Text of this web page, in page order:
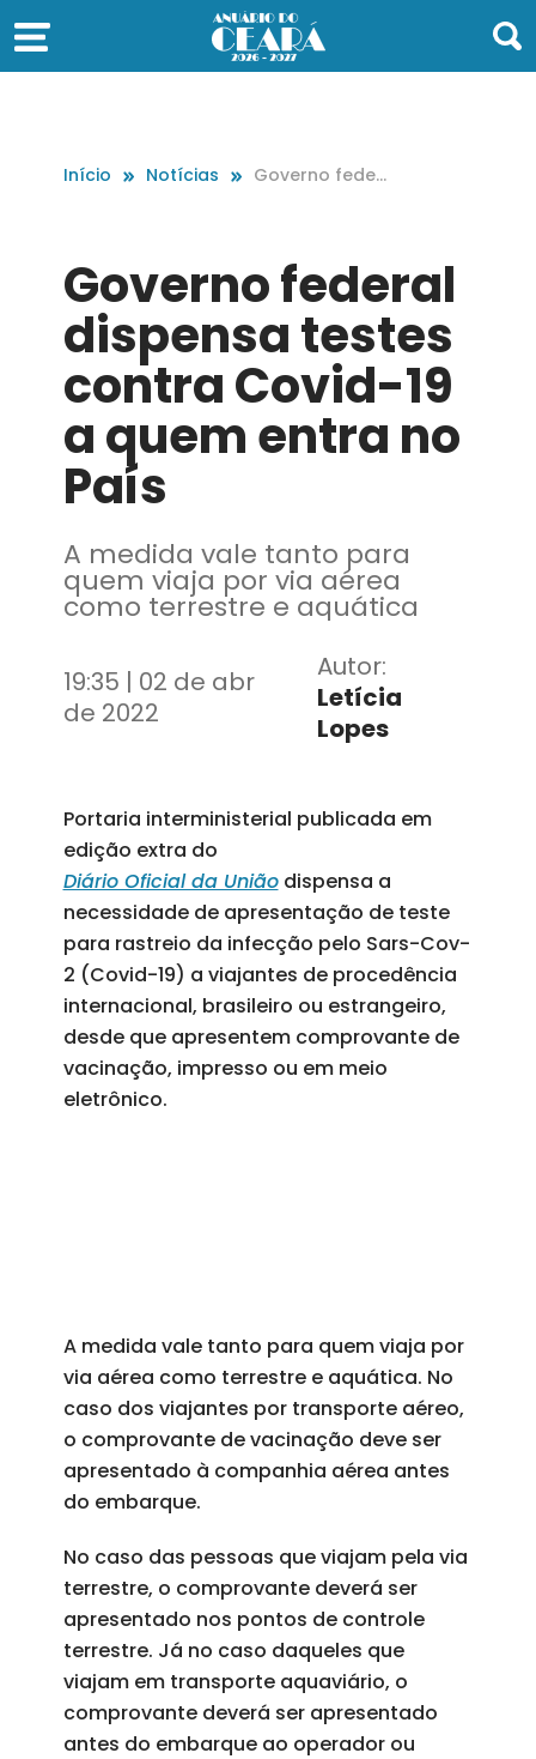
Início Notícias
Governo feder
tra no País
Governo federal
dispensa testes
contra Covid-19
a quem entra no
País
A medida vale tanto para
quem viaja por via aérea
como terrestre e aquática
19:35 | 02 de abr
de 2022
Autor:
Letícia
Lopes
Portaria interministerial publicada em
edição extra do
Diário Oficial da Uniãodispensa a
necessidade de apresentação de teste
para rastreio da infecção pelo Sars-Cov-
2 (Covid-19) a viajantes de procedência
internacional, brasileiro ou estrangeiro,
desde que apresentem comprovante de
vacinação, impresso ou em meio
eletrônico.
A medida vale tanto para quem viaja por
via aérea como terrestre e aquática. No
caso dos viajantes por transporte aéreo,
o comprovante de vacinação deve ser
apresentado à companhia aérea antes
do embarque.
No caso das pessoas que viajam pela via
terrestre, o comprovante deverá ser
apresentado nos pontos de controle
terrestre. Já no caso daqueles que
viajam em transporte aquaviário, o
comprovante deverá ser apresentado
antes do embarque ao operador ou